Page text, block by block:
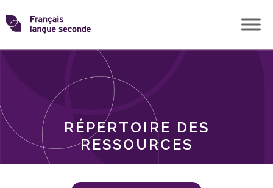
Skip
toTransformons
langue
RÉPERTOIRE DES
RESSOURCES
THÈMES